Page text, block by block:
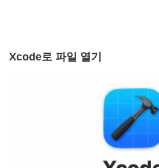
Xcode로 파일 열기